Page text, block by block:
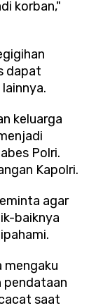
korban,"
dapat
keluarga
Polri.
Kapolri.
agar
baiknya
mengaku
pendataan
saat